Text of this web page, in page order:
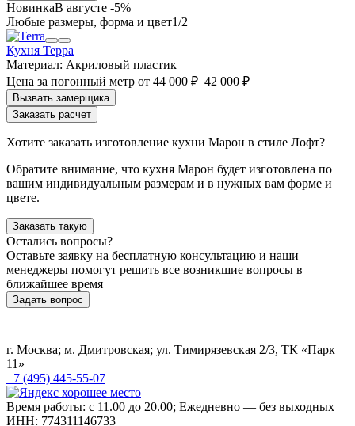
В августе -5%
1/2
Кухня Терра
Материал: Акриловый пластик
Цена за погонный метр от 44 000 ₽ 42 000 ₽
Заказать расчет
Хотите заказать изготовление кухни Марон в стиле Лофт?
Обратите внимание, что кухня Марон будет изготовлена по
вашим индивидуальным размерам и в нужных вам форме и
цвете.
Заказать такую
Остались вопросы?
Оставьте заявку на бесплатную консультацию и наши
менеджеры помогут решить все возникшие вопросы в
ближайшее время
Задать вопрос
г. Москва; м. Дмитровская; ул. Тимирязевская 2/3, ТК «Парк
11»
+7 (495) 445-55-07
Время работы: с 11.00 до 20.00; Ежедневно — без выходных
ИНН: 774311146733